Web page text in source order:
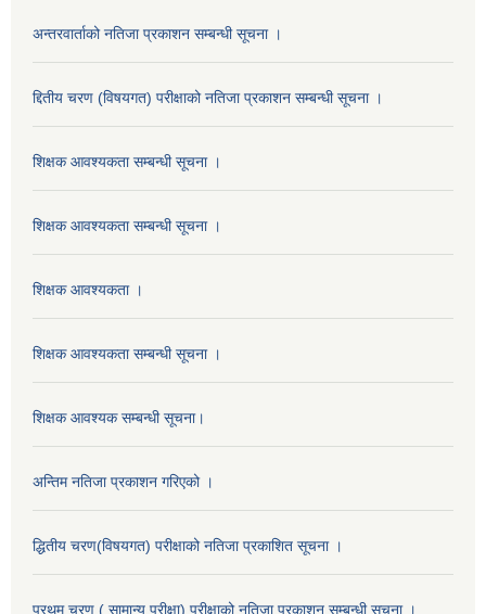
अन्तरवार्ताको नतिजा प्रकाशन सम्बन्धी सूचना ।
द्दितीय चरण (विषयगत) परीक्षाको नतिजा प्रकाशन सम्बन्धी सूचना ।
शिक्षक आवश्यकता सम्बन्धी सूचना ।
शिक्षक आवश्यकता सम्बन्धी सूचना ।
शिक्षक आवश्यकता ।
शिक्षक आवश्यकता सम्बन्धी सूचना ।
शिक्षक आवश्यक सम्बन्धी सूचना।
अन्तिम नतिजा प्रकाशन गरिएको ।
द्धितीय चरण(विषयगत) परीक्षाको नतिजा प्रकाशित सूचना ।
प्रथम चरण ( सामान्य परीक्षा) परीक्षाको नतिजा प्रकाशन सम्बन्धी सूचना ।